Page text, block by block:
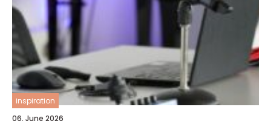
inspiration
06. June 2026